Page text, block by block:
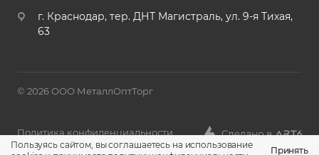
г. Краснодар, тер. ДНТ Магистраль, ул. 9-я Тихая,
63
© 2026 ООО МеталлОптТорг
Политика конфиденциальности
Пользуясь сайтом, вы соглашаетесь на использование
Принять